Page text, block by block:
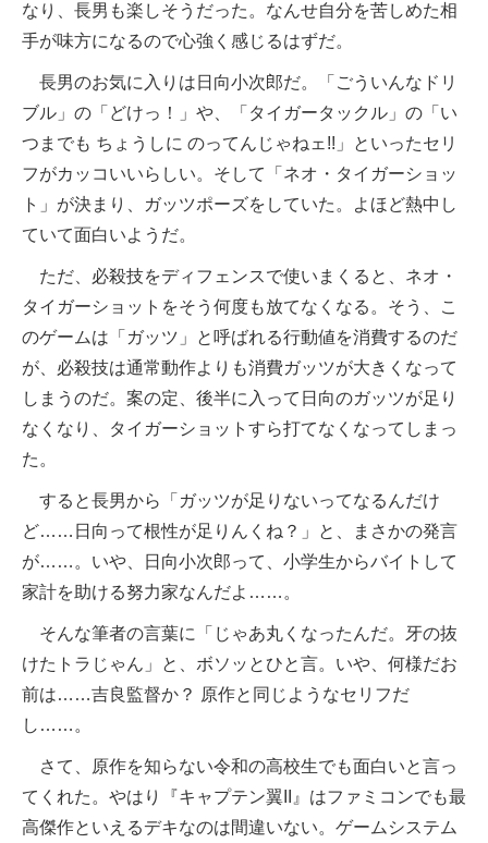
なり、長男も楽しそうだった。なんせ自分を苦しめた相
手が味方になるので心強く感じるはずだ。
長男のお気に入りは日向小次郎だ。「ごういんなドリ
ブル」の「どけっ！」や、「タイガータックル」の「い
つまでも ちょうしに のってんじゃねェ!!」といったセリ
フがカッコいいらしい。そして「ネオ・タイガーショッ
ト」が決まり、ガッツポーズをしていた。よほど熱中し
ていて面白いようだ。
ただ、必殺技をディフェンスで使いまくると、ネオ・
タイガーショットをそう何度も放てなくなる。そう、こ
のゲームは「ガッツ」と呼ばれる行動値を消費するのだ
が、必殺技は通常動作よりも消費ガッツが大きくなって
しまうのだ。案の定、後半に入って日向のガッツが足り
なくなり、タイガーショットすら打てなくなってしまっ
た。
すると長男から「ガッツが足りないってなるんだけ
ど……日向って根性が足りんくね？」と、まさかの発言
が……。いや、日向小次郎って、小学生からバイトして
家計を助ける努力家なんだよ……。
そんな筆者の言葉に「じゃあ丸くなったんだ。牙の抜
けたトラじゃん」と、ボソッとひと言。いや、何様だお
前は……吉良監督か？ 原作と同じようなセリフだ
し……。
さて、原作を知らない令和の高校生でも面白いと言っ
てくれた。やはり『キャプテン翼II』はファミコンでも最
高傑作といえるデキなのは間違いない。ゲームシステム